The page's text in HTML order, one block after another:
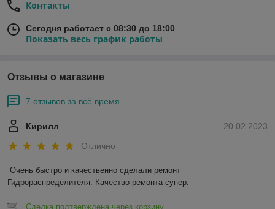
Контакты
Сегодня работает с 08:30 до 18:00
Показать весь график работы
Отзывы о магазине
7 отзывов за всё время
20.02.2023
Кирилл
Отлично
Очень быстро и качественно сделали ремонт
Гидрораспределителя. Качество ремонта супер.
Сделка подтверждена через корзину